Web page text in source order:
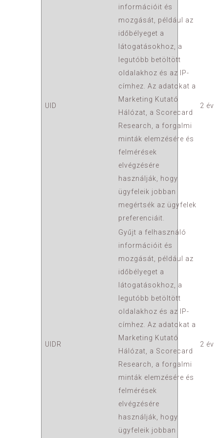
UID
információit és
mozgását, például az
időbélyeget a
látogatásokhoz, a
legutóbb betöltött
oldalakhoz és az IP-
címhez. Az adatokat a
Marketing Kutató
Hálózat, a Scorecard
Research, a forgalmi
minták elemzésére és
felmérések
elvégzésére
használják, hogy
ügyfeleik jobban
megértsék az ügyfelek
preferenciáit.
2 év
UIDR
Gyűjt a felhasználó
információit és
mozgását, például az
időbélyeget a
látogatásokhoz, a
legutóbb betöltött
oldalakhoz és az IP-
címhez. Az adatokat a
Marketing Kutató
Hálózat, a Scorecard
Research, a forgalmi
minták elemzésére és
felmérések
elvégzésére
használják, hogy
ügyfeleik jobban
2 év